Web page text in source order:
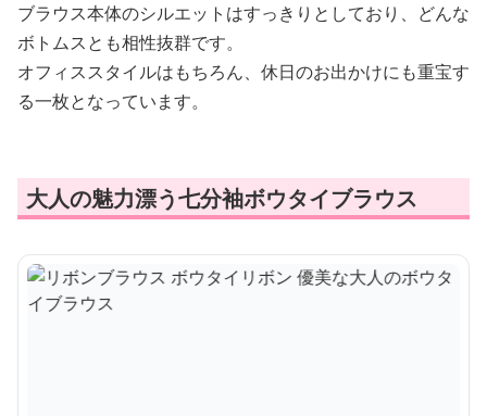
ブラウス本体のシルエットはすっきりとしており、どんな
ボトムスとも相性抜群です。
オフィススタイルはもちろん、休日のお出かけにも重宝す
る一枚となっています。
大人の魅力漂う七分袖ボウタイブラウス